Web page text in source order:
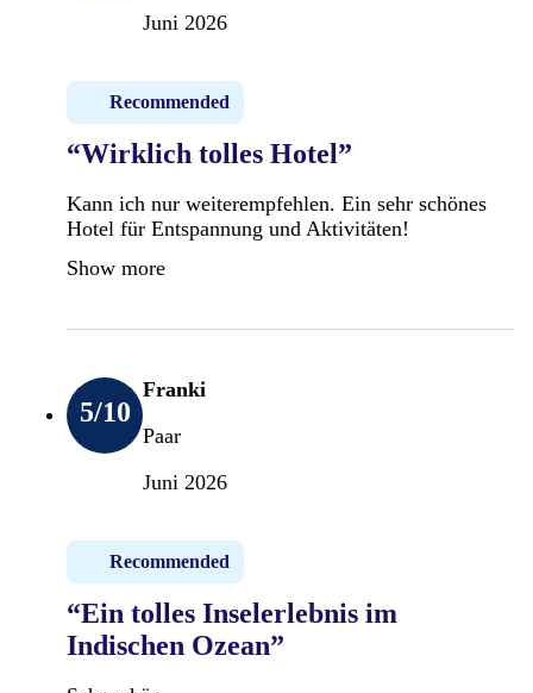
Juni 2026
Recommended
“Wirklich tolles Hotel”
Kann ich nur weiterempfehlen. Ein sehr schönes
Hotel für Entspannung und Aktivitäten!
Show more
5/10
Franki
Paar
Juni 2026
Recommended
“Ein tolles Inselerlebnis im
Indischen Ozean”